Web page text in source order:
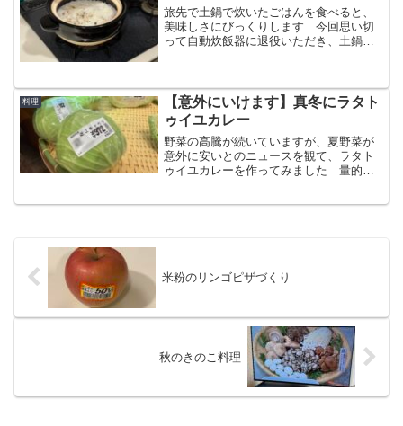
旅先で土鍋で炊いたごはんを食べると、
美味しさにびっくりします 今回思い切
って自動炊飯器に退役いただき、土鍋炊
少しだけ贅沢しました
料理
【意外にいけます】真冬にラタト
ゥイユカレー
野菜の高騰が続いていますが、夏野菜が
意外に安いとのニュースを観て、ラタト
ゥイユカレーを作ってみました 量的に
米粉のリンゴピザづくり
秋のきのこ料理